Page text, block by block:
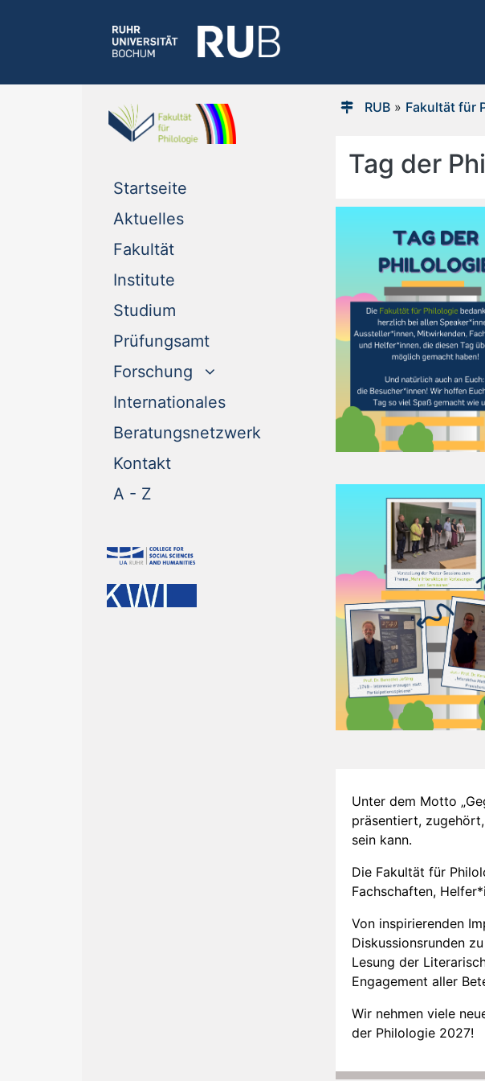
Startseite
Aktuelles(current)
Fakultät(current)
Institute
Studium
Prüfungsamt(current)
Forschung
Internationales(current)
Beratungsnetzwerk
Kontakt(current)
A - Z
RUB» Fakultät für
Tag der
Unter dem Motto
präsentiert,
sein kann.
Die Fakultät für
Fachschaften,
Von inspirierenden
Diskussionsrunden
Lesung der
Engagement aller
Wir nehmen viele
der Philologie 2027!